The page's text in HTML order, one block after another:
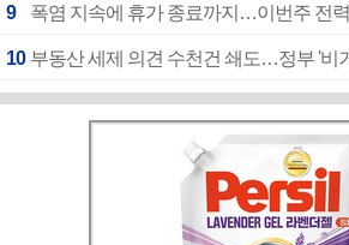
9 폭염 지속에 휴가 종료까지…이번주 전
10 부동산 세제 의견 수천건 쇄도…정부 '비